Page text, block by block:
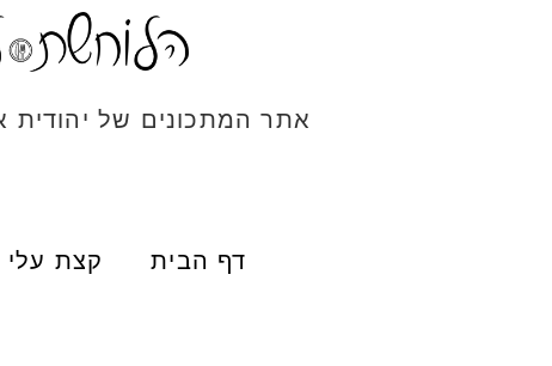
אתר המתכונים של
דף הבית קצת עלי